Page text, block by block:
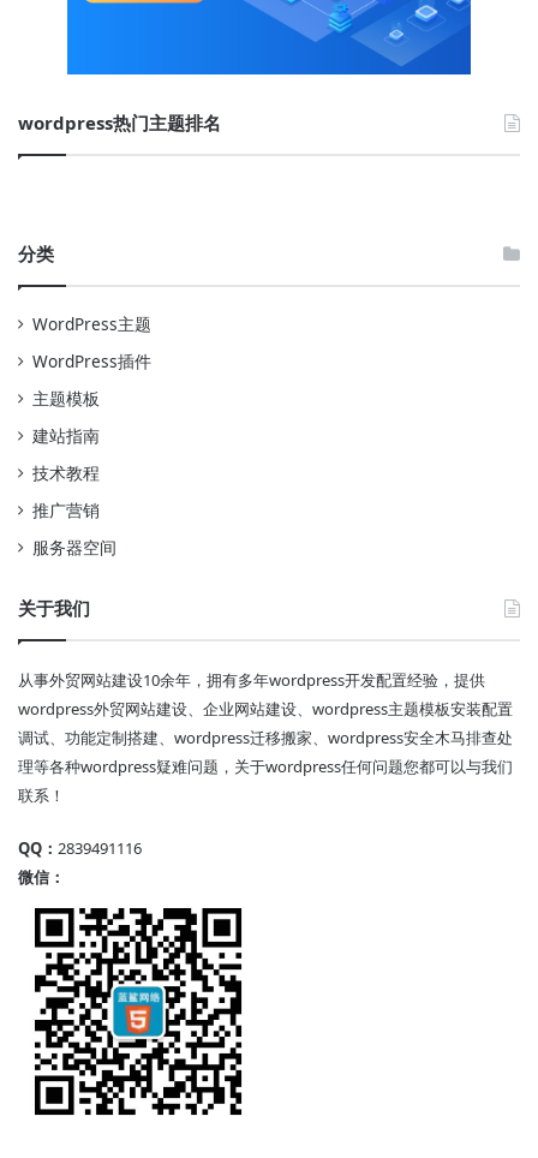
wordpress热门主题排名
分类
WordPress主题
WordPress插件
主题模板
建站指南
技术教程
推广营销
服务器空间
关于我们
从事外贸网站建设10余年，拥有多年wordpress开发配置经验，提供
wordpress外贸网站建设、企业网站建设、wordpress主题模板安装配置
调试、功能定制搭建、wordpress迁移搬家、wordpress安全木马排查处
理等各种wordpress疑难问题，关于wordpress任何问题您都可以与我们
联系！
QQ： 2839491116
微信：